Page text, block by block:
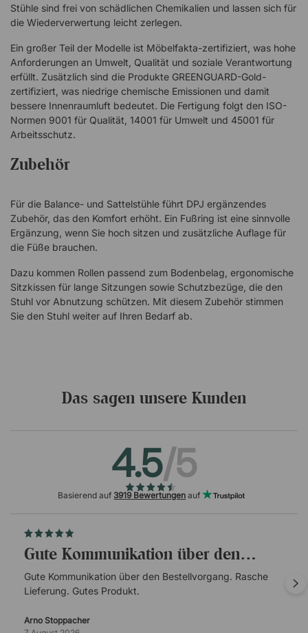
Stühle sind frei von schädlichen Chemikalien und lassen sich für
die Wiederverwertung leicht zerlegen.
Ein großer Teil der Modelle ist Möbelfakta-zertifiziert, was hohe
Anforderungen an Umwelt, Qualität und soziale Verantwortung
erfüllt. Zusätzlich sind die Produkte GREENGUARD-Gold-
zertifiziert, was niedrige chemische Emissionen und damit
bessere Innenraumluft bedeutet. Die Fertigung folgt den ISO-
Normen 9001 für Qualität, 14001 für Umwelt und 45001 für
Arbeitsschutz.
Zubehör
Für die Balance- und Sattelstühle führt DPJ ergänzendes
Zubehör, das den Komfort erhöht. Ein Fußring ist eine sinnvolle
Ergänzung, wenn Sie hoch sitzen und zusätzliche Auflage für
die Füße brauchen.
Dazu kommen Rollen passend zum Bodenbelag, ergonomische
Sitzkissen für lange Sitzungen sowie Schutzbezüge, die den
Stuhl vor Abnutzung schützen. Mit diesem Zubehör stimmen
Sie den Stuhl weiter auf Ihren Bedarf ab.
Das sagen unsere Kunden
4.5/5
Basierend auf 3919 Bewertungen auf
Gute Kommunikation über den…
Gute Kommunikation über den Bestellvorgang. Rasche
Lieferung. Gutes Produkt.
Arno Stoppacher